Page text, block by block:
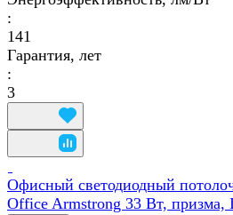
:
141
Гарантия, лет
:
3
Офисный светодиодный
Office Armstrong 33 Вт, призма,